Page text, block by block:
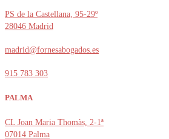
PS de la Castellana, 95-29º
28046 Madrid
madrid@fornesabogados.es
915 783 303
PALMA
CL Joan Maria Thomàs, 2-1ª
07014 Palma